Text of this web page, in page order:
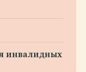
инвалидных